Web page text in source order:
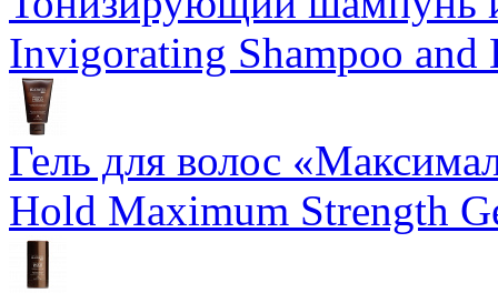
Invigorating Shampoo and
Гель для волос
Hold Maximum Strength